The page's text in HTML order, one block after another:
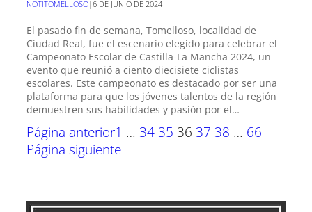
NOTITOMELLOSO|6 DE JUNIO DE 2024
El pasado fin de semana, Tomelloso, localidad de
Ciudad Real, fue el escenario elegido para celebrar el
Campeonato Escolar de Castilla-La Mancha 2024, un
evento que reunió a ciento diecisiete ciclistas
escolares. Este campeonato es destacado por ser una
plataforma para que los jóvenes talentos de la región
demuestren sus habilidades y pasión por el…
Página anterior1 … 34 35 36 37 38 … 66
Página siguiente